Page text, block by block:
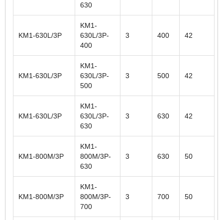
630
KM1-630L/3P
KM1-
630L/3P-
400
3 400 42
KM1-630L/3P
KM1-
630L/3P-
500
3 500 42
KM1-630L/3P
KM1-
630L/3P-
630
3 630 42
KM1-800M/3P
KM1-
800M/3P-
630
3 630 50
KM1-800M/3P
KM1-
800M/3P-
700
3 700 50